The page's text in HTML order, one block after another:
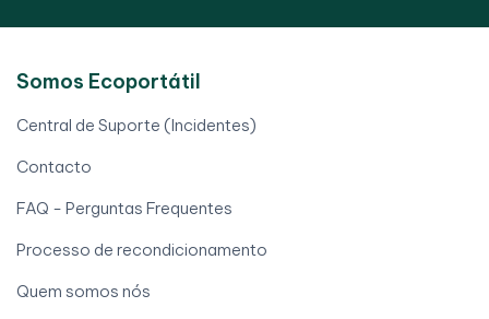
Somos Ecoportátil
Central de Suporte (Incidentes)
Contacto
FAQ - Perguntas Frequentes
Processo de recondicionamento
Quem somos nós